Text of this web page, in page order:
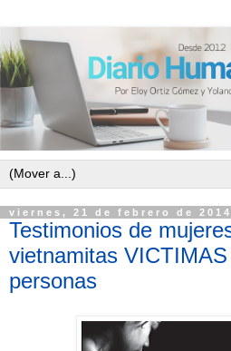
viernes, 21 de febrero de 2014
Testimonios de
vietnamitas
personas